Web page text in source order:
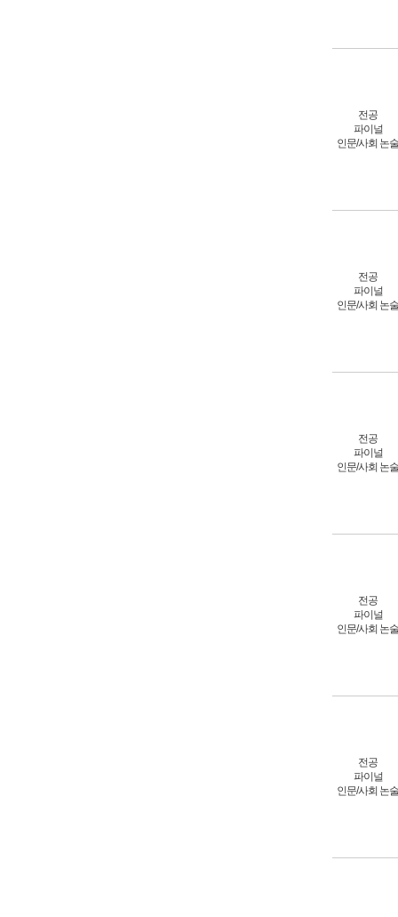
전공
파이널
인문/사회 논술
전공
파이널
인문/사회 논술
전공
파이널
인문/사회 논술
전공
파이널
인문/사회 논술
전공
파이널
인문/사회 논술